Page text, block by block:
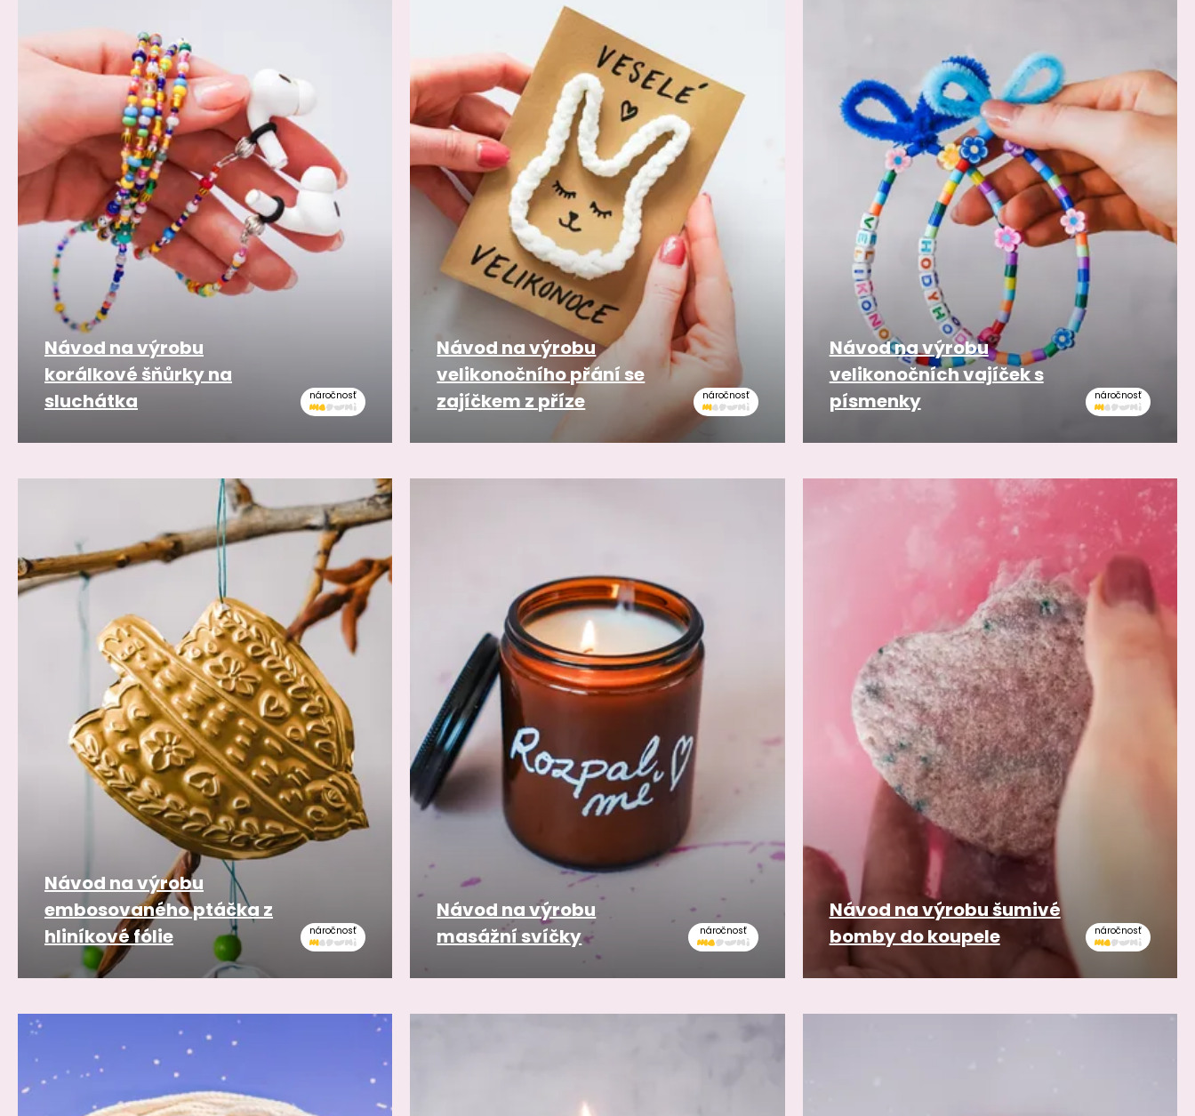
náročnosť
Návod na výrobu
korálkové šňůrky na
sluchátka
náročnosť
Návod na výrobu
velikonočního přání se
zajíčkem z příze
náročnosť
Návod na výrobu
velikonočních vajíček s
písmenky
náročnosť
Návod na výrobu
embosovaného ptáčka z
hliníkové fólie
náročnosť
Návod na výrobu
masážní svíčky
náročnosť
Návod na výrobu šumivé
bomby do koupele